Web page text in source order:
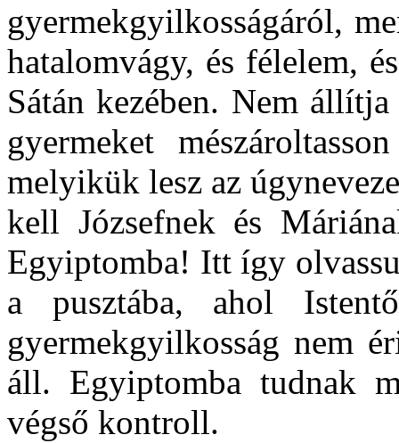
gyermekgyilkosságáról,
hatalomvágy, és félelem,
Sátán kezében. Nem
gyermeket
melyikük lesz az
kell Józsefnek és
Egyiptomba! Itt így
a pusztába, ahol
gyermekgyilkosság nem
áll. Egyiptomba tudnak
végső kontroll.